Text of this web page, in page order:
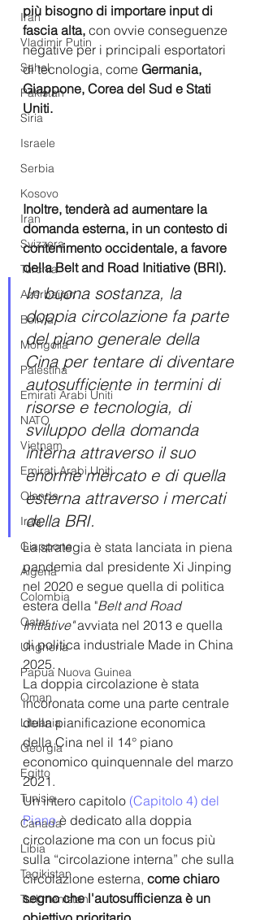
Iran
Vladimir Putin
Sahel
Pakistan
Siria
Israele
Serbia
Kosovo
Iran
Svizzera
Turchia
Azerbaijan
Bolivia
Mongolia
Palestina
Emirati Arabi Uniti
NATO
Vietnam
Emirati Arabi Uniti
Olanda
Iraq
Giappone
Algeria
Colombia
Qatar
Ungheria
Papua Nuova Guinea
Oman
Lituania
Georgia
Egitto
Tunisia
Canada
Libia
Tagikistan
Turkmenistan
più bisogno di importare input di
fascia alta, con ovvie conseguenze
negative per i principali esportatori
di tecnologia, come Germania,
Giappone, Corea del Sud e Stati
Uniti.
Inoltre, tenderà ad aumentare la
domanda esterna, in un contesto di
contenimento occidentale, a favore
della Belt and Road Initiative (BRI).
In buona sostanza, la
doppia circolazione fa parte
del piano generale della
Cina per tentare di diventare
autosufficiente in termini di
risorse e tecnologia, di
sviluppo della domanda
interna attraverso il suo
enorme mercato e di quella
esterna attraverso i mercati
della BRI.
La strategia è stata lanciata in piena
pandemia dal presidente Xi Jinping
nel 2020 e segue quella di politica
estera della "Belt and Road
Initiative" avviata nel 2013 e quella
di politica industriale Made in China
2025.
La doppia circolazione è stata
incoronata come una parte centrale
della pianificazione economica
della Cina nel il 14° piano
economico quinquennale del marzo
2021.
Un intero capitolo (Capitolo 4) del
Piano è dedicato alla doppia
circolazione ma con un focus più
sulla “circolazione interna” che sulla
circolazione esterna, come chiaro
segno che l'autosufficienza è un